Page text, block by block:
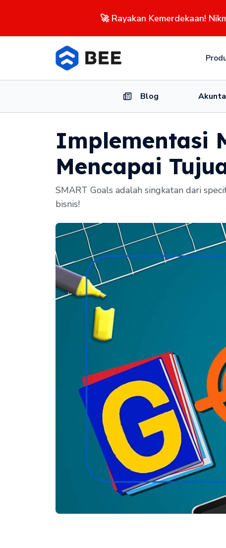
🚀 Rayakan Kemerdekaan!
Blog
Implementasi
Mencapai
SMART Goals adalah singkatan dari
bisnis!